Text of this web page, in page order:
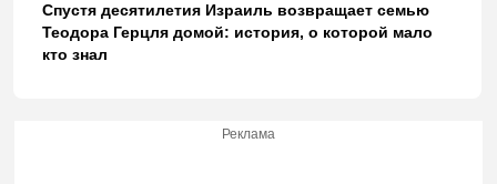
Спустя десятилетия Израиль возвращает семью
Теодора Герцля домой: история, о которой мало
кто знал
Реклама